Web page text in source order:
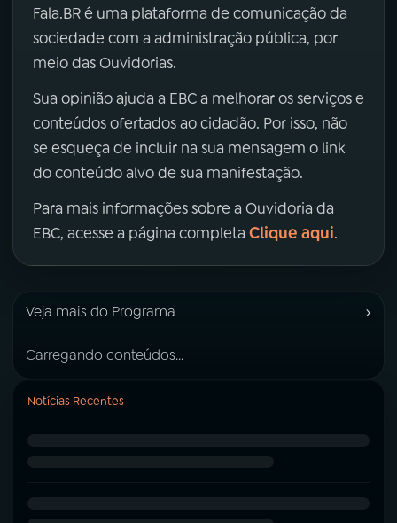
Fala.BR é uma plataforma de comunicação da
sociedade com a administração pública, por
meio das Ouvidorias.
Sua opinião ajuda a EBC a melhorar os serviços e
conteúdos ofertados ao cidadão. Por isso, não
se esqueça de incluir na sua mensagem o link
do conteúdo alvo de sua manifestação.
Para mais informações sobre a Ouvidoria da
EBC, acesse a página completa Clique aqui.
Veja mais do Programa ›
Carregando conteúdos...
Notícias Recentes